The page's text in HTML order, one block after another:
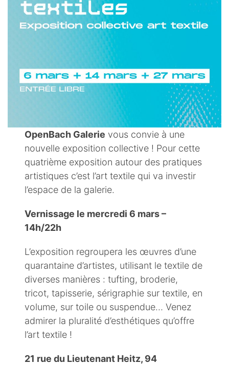
OpenBach Galerie vous convie à une
nouvelle exposition collective ! Pour cette
quatrième exposition autour des pratiques
artistiques c’est l’art textile qui va investir
l’espace de la galerie.
Vernissage le mercredi 6 mars –
14h/22h
L’exposition regroupera les œuvres d’une
quarantaine d’artistes, utilisant le textile de
diverses manières : tufting, broderie,
tricot, tapisserie, sérigraphie sur textile, en
volume, sur toile ou suspendue… Venez
admirer la pluralité d’esthétiques qu’offre
l’art textile !
21 rue du Lieutenant Heitz, 94